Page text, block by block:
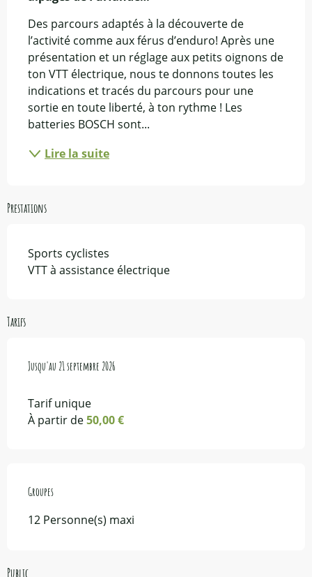
Des parcours adaptés à la découverte de
l’activité comme aux férus d’enduro! Après une
présentation et un réglage aux petits oignons de
ton VTT électrique, nous te donnons toutes les
indications et tracés du parcours pour une
sortie en toute liberté, à ton rythme ! Les
batteries BOSCH sont...
Lire la suite
Prestations
Sports cyclistes
VTT à assistance électrique
Tarifs
Du7 juin 2026au21 septembre 2026
Jusqu'au 21 septembre 2026
Tarif unique
À partir de50,00 €
Groupes
Groupes
12 Personne(s) maxi
Public